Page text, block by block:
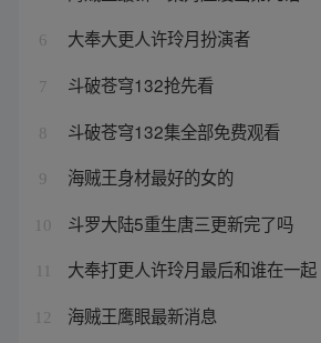
6 大奉大更人许玲月扮演者
7 斗破苍穹132抢先看
8 斗破苍穹132集全部免费观看
9 海贼王身材最好的女的
10 斗罗大陆5重生唐三更新完了吗
大奉打更人许玲月最后和谁在一起
12 海贼王鹰眼最新消息